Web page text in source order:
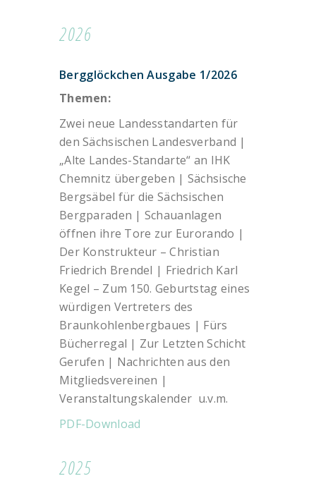
2026
Bergglöckchen Ausgabe 1/2026
Themen:
Zwei neue Landesstandarten für
den Sächsischen Landesverband |
„Alte Landes-Standarte“ an IHK
Chemnitz übergeben | Sächsische
Bergsäbel für die Sächsischen
Bergparaden | Schauanlagen
öffnen ihre Tore zur Eurorando |
Der Konstrukteur – Christian
Friedrich Brendel | Friedrich Karl
Kegel – Zum 150. Geburtstag eines
würdigen Vertreters des
Braunkohlenbergbaues | Fürs
Bücherregal | Zur Letzten Schicht
Gerufen | Nachrichten aus den
Mitgliedsvereinen |
Veranstaltungskalender u.v.m.
PDF-Download
2025